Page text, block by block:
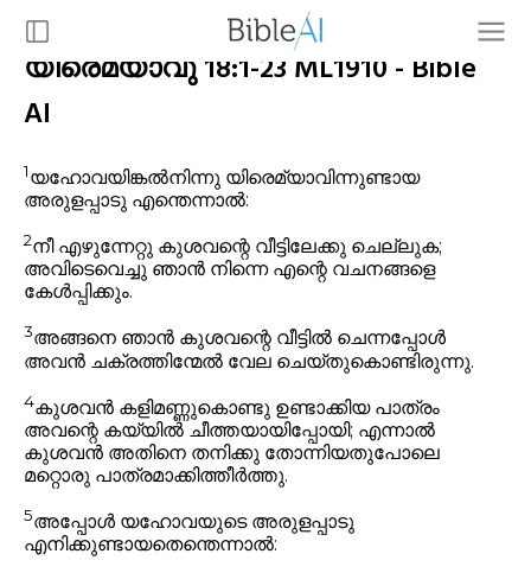
യിരെമ്യാവു 18:1-23 ML1910 - Bible
AI
1യഹോവയിങ്കൽനിന്നു യിരെമ്യാവിന്നുണ്ടായ
അരുളപ്പാടു എന്തെന്നാൽ:
2നീ എഴുന്നേറ്റു കുശവന്റെ വീട്ടിലേക്കു ചെല്ലുക;
അവിടെവെച്ചു ഞാൻ നിന്നെ എന്റെ വചനങ്ങളെ
കേൾപ്പിക്കും.
3അങ്ങനെ ഞാൻ കുശവന്റെ വീട്ടിൽ ചെന്നപ്പോൾ
അവൻ ചക്രത്തിന്മേൽ വേല ചെയ്തുകൊണ്ടിരുന്നു.
4കുശവൻ കളിമണ്ണുകൊണ്ടു ഉണ്ടാക്കിയ പാത്രം
അവന്റെ കയ്യിൽ ചീത്തയായിപ്പോയി; എന്നാൽ
കുശവൻ അതിനെ തനിക്കു തോന്നിയതുപോലെ
മറ്റൊരു പാത്രമാക്കിത്തീർത്തു.
5അപ്പോൾ യഹോവയുടെ അരുളപ്പാടു
എനിക്കുണ്ടായതെന്തെന്നാൽ: